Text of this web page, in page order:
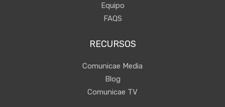
Equipo
FAQS
RECURSOS
Comunicae Media
Blog
Comunicae TV